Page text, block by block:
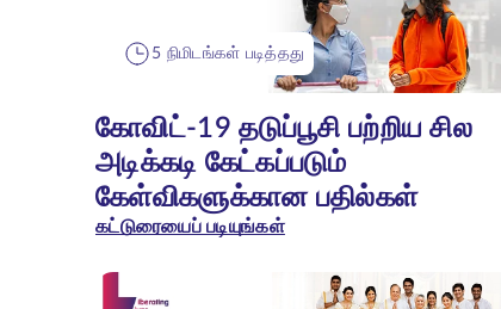
5 நிமிடங்கள் படித்தது
கோவிட்-19 தடுப்பூசி பற்றிய சில
அடிக்கடி கேட்கப்படும்
கேள்விகளுக்கான பதில்கள்
கட்டுரையைப் படியுங்கள்